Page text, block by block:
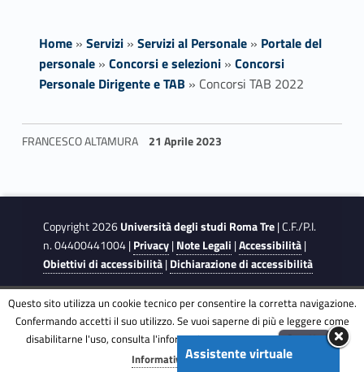
Home» Servizi» Servizi al Personale» Portale del
personale» Concorsi e selezioni» Concorsi
Personale Dirigente e TAB » Concorsi TAB 2022
C
n
r
s
FRANCESCO ALTAMURA 21 Aprile 2023
Copyright 2026Università degli studi Roma Tre| C.F./P.I.
n. 04400441004 |Privacy|Note Legali |Accessibilità|
Obiettivi di accessibilità|Dichiarazione di accessibilità
Assistente virtuale
This site is protected by reCAPTCHA and the GooglePrivacy
PolicyandTerms of Serviceapply.
Questo sito utilizza un cookie tecnico per consentire la corretta navigazione.
Confermando accetti il suo utilizzo. Se vuoi saperne di più e leggere come
disabilitarne l'uso, consulta l'informativa estesa.ENG
Accetta
Informativa completa